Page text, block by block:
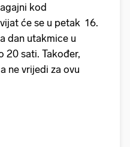
kod
će se u petak 16.
dan utakmice u
20 sati. Također,
ne vrijedi za ovu